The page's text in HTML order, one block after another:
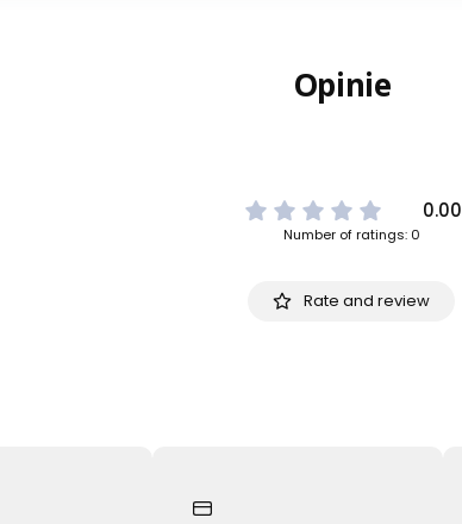
Opinie
0.00
Number of ratings: 0
Rate and review